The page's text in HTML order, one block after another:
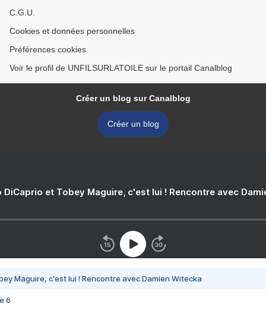
C.G.U.
Cookies et données personnelles
Préférences cookies
Voir le profil de UNFILSURLATOILE sur le portail Canalblog
Créer un blog sur Canalblog
Créer un blog
DiCaprio et Tobey Maguire, c'est lui ! Rencontre avec
Maguire, c'est lui ! Rencontre avec Damien Witecka
6